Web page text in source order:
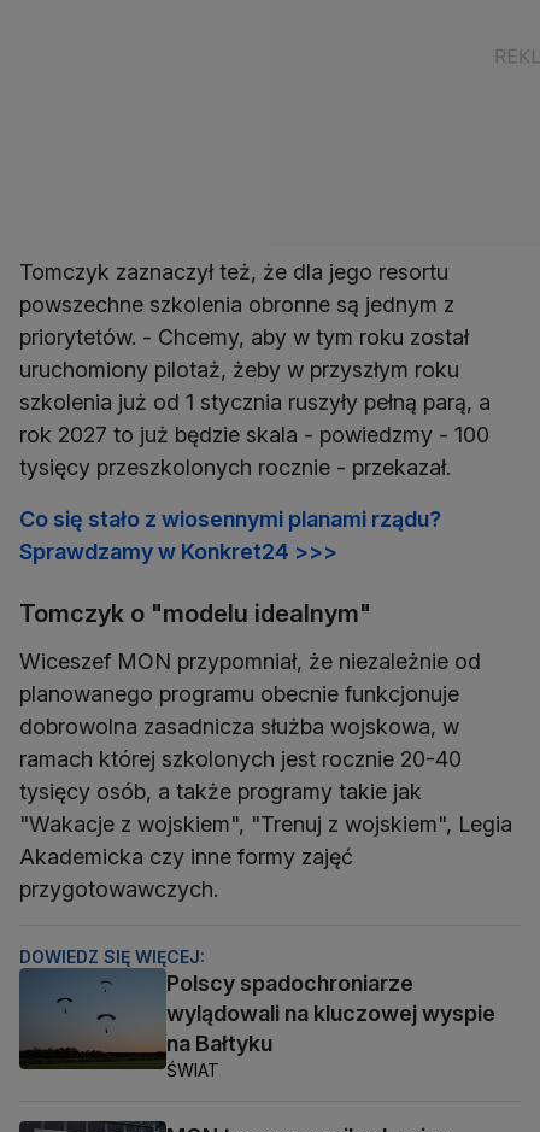
Tomczyk zaznaczył też, że dla jego resortu
powszechne szkolenia obronne są jednym z
priorytetów. - Chcemy, aby w tym roku został
uruchomiony pilotaż, żeby w przyszłym roku
szkolenia już od 1 stycznia ruszyły pełną parą, a
rok 2027 to już będzie skala - powiedzmy - 100
tysięcy przeszkolonych rocznie - przekazał.
Co się stało z wiosennymi planami rządu?
Sprawdzamy w Konkret24 >>>
Tomczyk o "modelu idealnym"
Wiceszef MON przypomniał, że niezależnie od
planowanego programu obecnie funkcjonuje
dobrowolna zasadnicza służba wojskowa, w
ramach której szkolonych jest rocznie 20-40
tysięcy osób, a także programy takie jak
"Wakacje z wojskiem", "Trenuj z wojskiem", Legia
Akademicka czy inne formy zajęć
przygotowawczych.
DOWIEDZ SIĘ WIĘCEJ:
Polscy spadochroniarze
wylądowali na kluczowej wyspie
na Bałtyku
ŚWIAT